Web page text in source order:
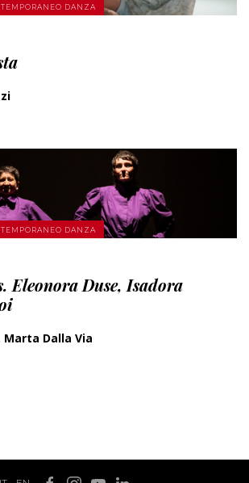
DANZA
DANZA
Eleonora Duse, Isadora
Marta Dalla Via
SCOPRI DI PIÙ